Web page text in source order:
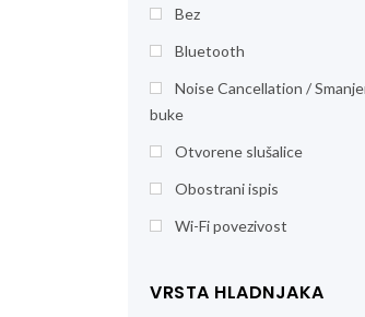
Bez
Bluetooth
Noise Cancellation /
buke
Otvorene slušalice
Obostrani ispis
Wi-Fi povezivost
VRSTA HLADNJAKA